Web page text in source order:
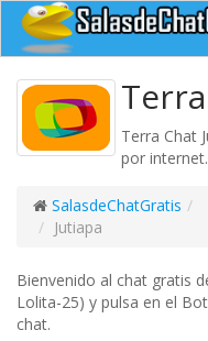
Terra Chat
por internet.
SalasdeChatGratis
Jutiapa
Bienvenido al chat gratis
Lolita-25) y pulsa en el
chat.